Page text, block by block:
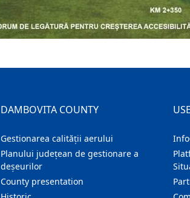
DAMBOVITA COUNTY
Gestionarea calității aerului
Planului județean de gestionare a
deșeurilor
County presentation